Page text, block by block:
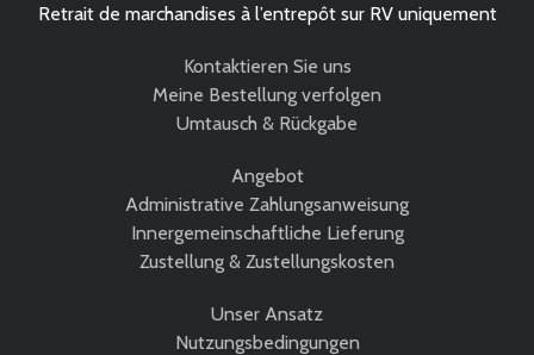
Retrait de marchandises à l’entrepôt sur RV uniquement
Kontaktieren Sie uns
Meine Bestellung verfolgen
Umtausch & Rückgabe
Angebot
Administrative Zahlungsanweisung
Innergemeinschaftliche Lieferung
Zustellung & Zustellungskosten
Unser Ansatz
Nutzungsbedingungen